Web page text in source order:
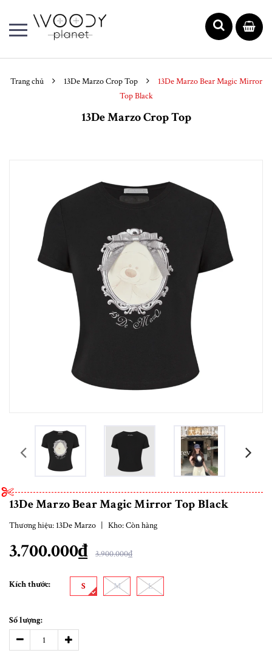
Trang chủ 13De Marzo Crop Top
13De Marzo Bear Magic Mirror
Top Black
13De Marzo Crop Top
prev
13De Marzo Bear Magic Mirror Top Black
Thương hiệu: 13De Marzo Kho:Còn hàng
3.700.000₫ 3.900.000₫
Kích thước: S M L
Số lượng: